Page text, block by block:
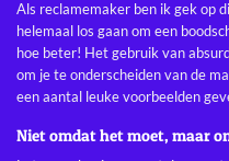
Als reclamemaker ben ik gek op
helemaal los gaan om een
hoe beter! Het gebruik van
om je te onderscheiden van de
een aantal leuke voorbeelden
Niet omdat het moet, maar